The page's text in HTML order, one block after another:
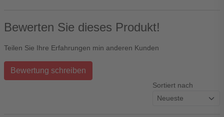
Bewerten Sie dieses Produkt!
Teilen Sie Ihre Erfahrungen min anderen Kunden
Bewertung schreiben
Sortiert nach